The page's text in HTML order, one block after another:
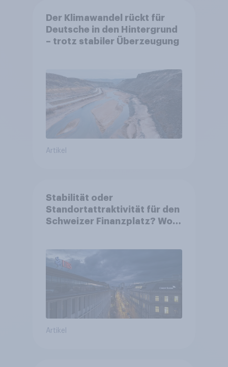
Der Klimawandel rückt für
Deutsche in den Hintergrund
– trotz stabiler Überzeugung
Artikel
Stabilität oder
Standortattraktivität für den
Schweizer Finanzplatz? Wo
von Grossbanken steht
Artikel